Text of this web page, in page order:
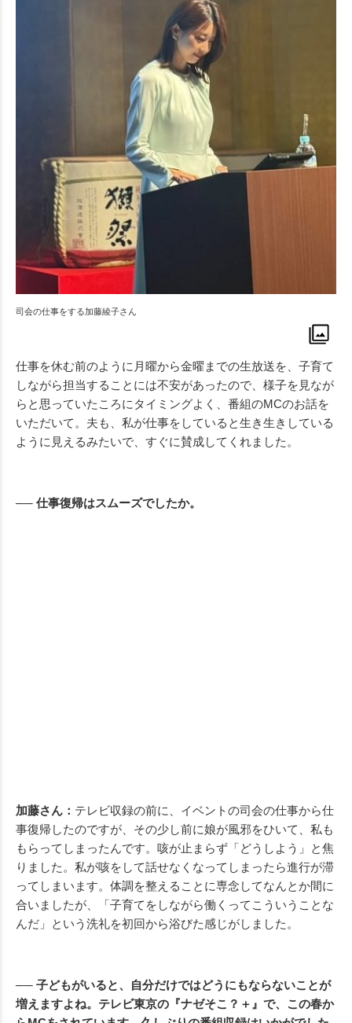
司会の仕事をする加藤綾子さん
仕事を休む前のように月曜から金曜までの生放送を、子育て
しながら担当することには不安があったので、様子を見なが
らと思っていたころにタイミングよく、番組のMCのお話を
いただいて。夫も、私が仕事をしていると生き生きしている
ように見えるみたいで、すぐに賛成してくれました。
── 仕事復帰はスムーズでしたか。
加藤さん： テレビ収録の前に、イベントの司会の仕事から仕
事復帰したのですが、その少し前に娘が風邪をひいて、私も
もらってしまったんです。咳が止まらず「どうしよう」と焦
りました。私が咳をして話せなくなってしまったら進行が滞
ってしまいます。体調を整えることに専念してなんとか間に
合いましたが、「子育てをしながら働くってこういうことな
んだ」という洗礼を初回から浴びた感じがしました。
── 子どもがいると、自分だけではどうにもならないことが
増えますよね。テレビ東京の『ナゼそこ？＋』で、この春か